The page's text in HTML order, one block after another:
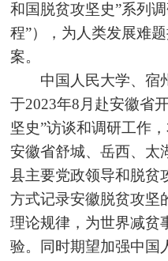
和国脱贫攻坚史”系列
程”），为人类发展难
案。
中国人民大学、宿
于2023年8月赴安徽省
坚史”访谈和调研工作
安徽省舒城、岳西、太
县主要党政领导和脱贫
方式记录安徽脱贫攻坚
理论规律，为世界减贫
验。同时期望加强中国